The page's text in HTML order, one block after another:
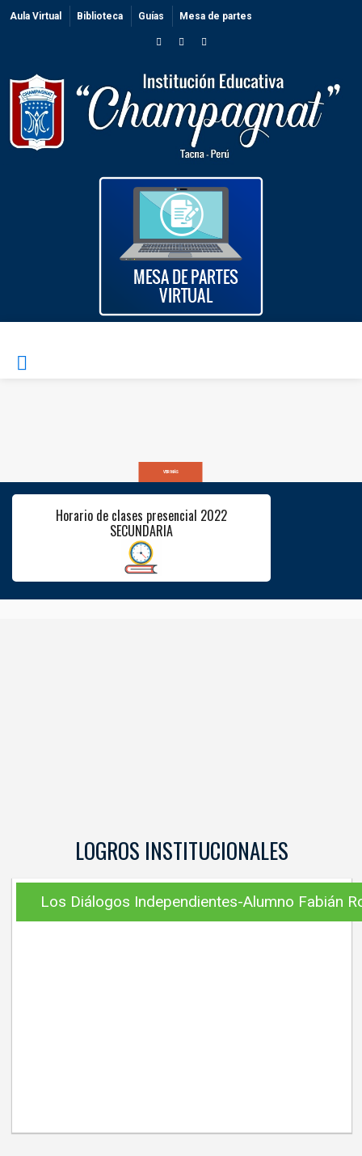
Aula Virtual Biblioteca Guías Mesa de partes
VER MÁS
Horario de clases presencial 2022
SECUNDARIA
LOGROS INSTITUCIONALES
Los Diálogos Independientes-Alumno Fabián